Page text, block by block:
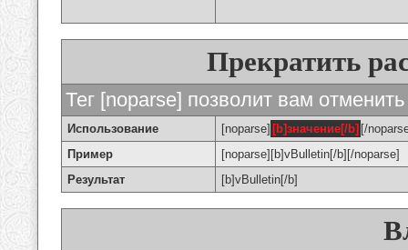
Прекратить
Тег [noparse] позволит вам
Использование [noparse] [b]значение[/b] [/
Пример
[noparse][b]vBulletin[/b][/noparse]
Результат
[b]vBulletin[/b]